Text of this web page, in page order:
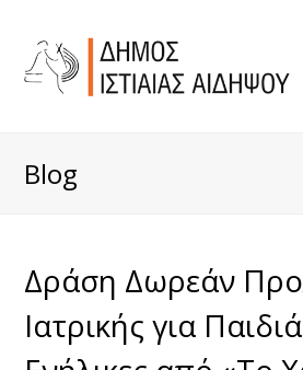
Blog
Δράση Δωρεάν
Ιατρικής για